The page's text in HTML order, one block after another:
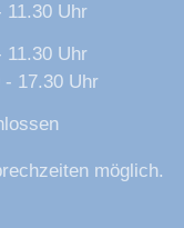
11.30 Uhr
11.30 Uhr
- 17.30 Uhr
möglich.